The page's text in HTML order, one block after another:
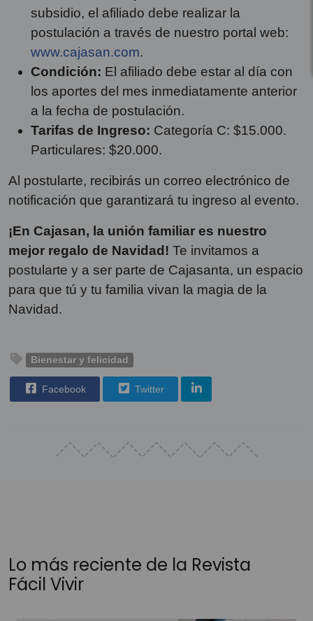
subsidio, el afiliado debe realizar la
postulación a través de nuestro portal web:
www.cajasan.com.
Condición: El afiliado debe estar al día con
los aportes del mes inmediatamente anterior
a la fecha de postulación.
Tarifas de Ingreso: Categoría C: $15.000.
Particulares: $20.000.
Al postularte, recibirás un correo electrónico de
notificación que garantizará tu ingreso al evento.
¡En Cajasan, la unión familiar es nuestro
mejor regalo de Navidad! Te invitamos a
postularte y a ser parte de Cajasanta, un espacio
para que tú y tu familia vivan la magia de la
Navidad.
Bienestar y felicidad
Facebook Twitter
Lo más reciente de la Revista
Fácil Vivir